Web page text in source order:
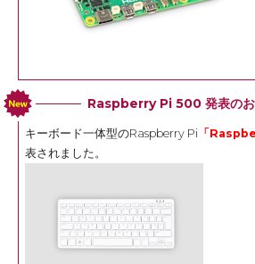
Raspberry Pi 500 発表のお
キーボード一体型のRaspberry Pi 「
表されました。